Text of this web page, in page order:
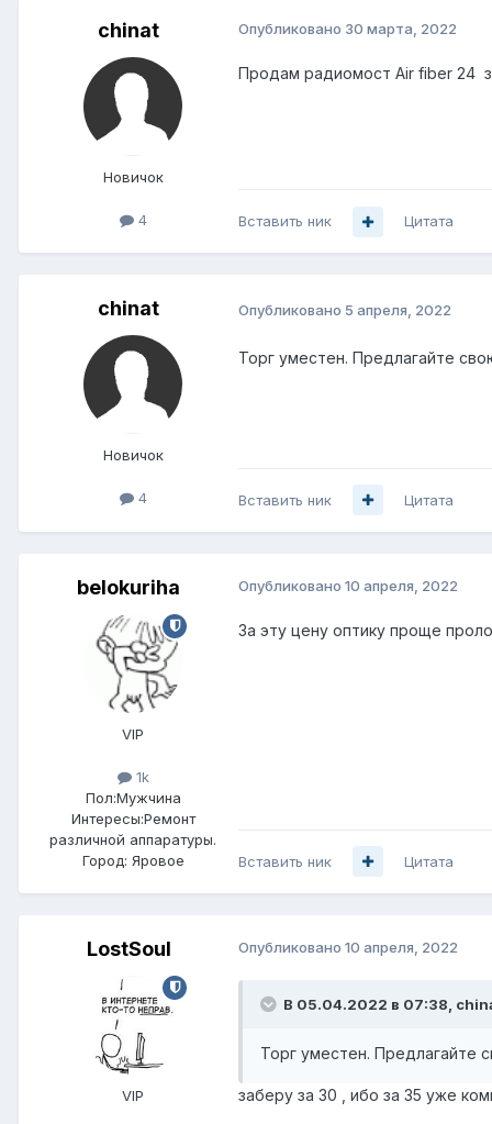
chinat
Новичок
4
Опубликовано 30 марта, 2022
Продам радиомост Air fiber 24
Вставить ник Цитата
chinat
Новичок
4
Опубликовано 5 апреля, 2022
Торг уместен. Предлагайте
Вставить ник Цитата
belokuriha
VIP
1k
Пол:Мужчина
Интересы:Ремонт
различной аппаратуры.
Город: Яровое
Опубликовано 10 апреля, 2022
За эту цену оптику проще
Вставить ник Цитата
LostSoul
VIP
Опубликовано 10 апреля, 2022
В 05.04.2022 в 07:38,
Торг уместен. Предлагайте
заберу за 30 , ибо за 35 уже